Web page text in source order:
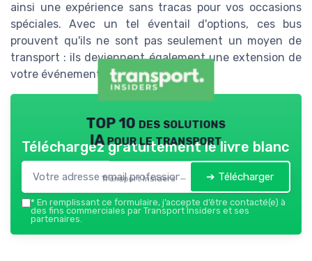
ainsi une expérience sans tracas pour vos occasions
spéciales. Avec un tel éventail d'options, ces bus
prouvent qu'ils ne sont pas seulement un moyen de
transport : ils deviennent également une extension de
votre événement lui-même.
TOP 10 des solutions
IA pour le transport
Transport Insiders — 2026
Téléchargez gratuitement le livre blanc
➔ Télécharger
* En remplissant ce formulaire, j’accepte d’être contacté(e) à
des fins commerciales par Transport Insiders et ses
partenaires.